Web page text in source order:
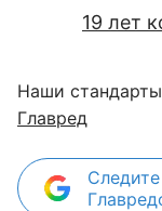
19 лет
Наши
Главред